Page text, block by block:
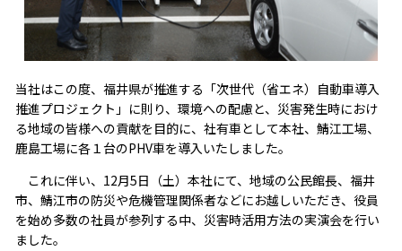
当社はこの度、福井県が推進する「次世代（省エネ）自動車導入
推進プロジェクト」に則り、環境への配慮と、災害発生時におけ
る地域の皆様への貢献を目的に、社有車として本社、鯖江工場、
鹿島工場に各１台のPHV車を導入いたしました。
これに伴い、12月5日（土）本社にて、地域の公民館長、福井
市、鯖江市の防災や危機管理関係者などにお越しいただき、役員
を始め多数の社員が参列する中、災害時活用方法の実演会を行い
ました。